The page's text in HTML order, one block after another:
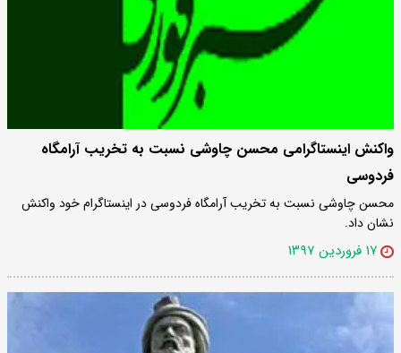
واکنش اینستاگرامی محسن چاوشی نسبت به تخریب آرامگاه
فردوسی
محسن چاوشی نسبت به تخریب آرامگاه فردوسی در اینستاگرام خود واکنش
نشان داد.
۱۷ فروردین ۱۳۹۷